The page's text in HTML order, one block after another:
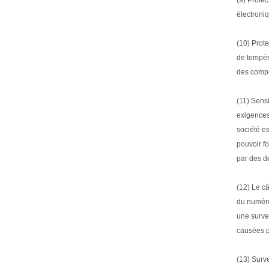
(10)
de
des
(11)
société
pouvoir
par des
(12) Le
du
une
causées
(13)